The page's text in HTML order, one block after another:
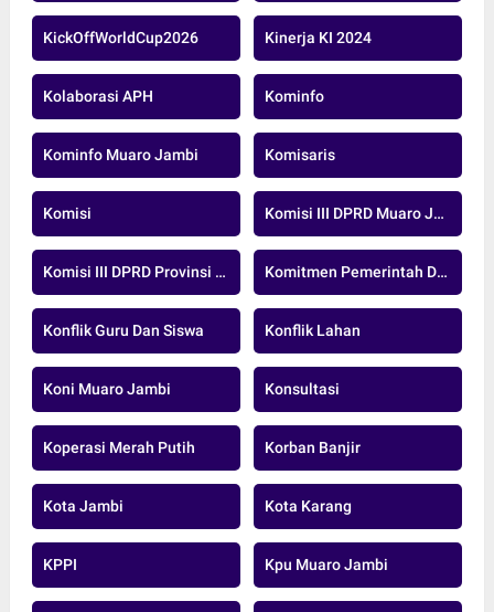
KickOffWorldCup2026 Kinerja KI 2024
Kolaborasi APH Kominfo
Kominfo Muaro Jambi Komisaris
Komisi Komisi III DPRD Muaro Jambi
Komisi III DPRD Provinsi Jambi Komitmen Pemerintah Daerah
Konflik Guru Dan Siswa Konflik Lahan
Koni Muaro Jambi Konsultasi
Koperasi Merah Putih Korban Banjir
Kota Jambi Kota Karang
KPPI Kpu Muaro Jambi